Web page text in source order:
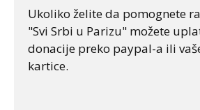
Ukoliko želite da pomognete
"Svi Srbi u Parizu" možete
donacije preko paypal-a ili
kartice.